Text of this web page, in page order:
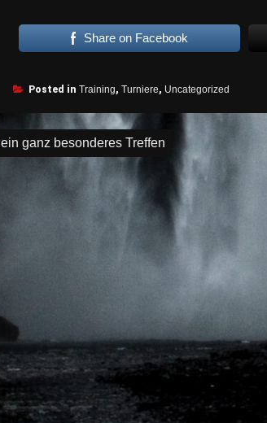
Share on Facebook
Posted in Training, Turniere, Uncategorized
Beitragsnavigation
ein ganz besonderes Treffen